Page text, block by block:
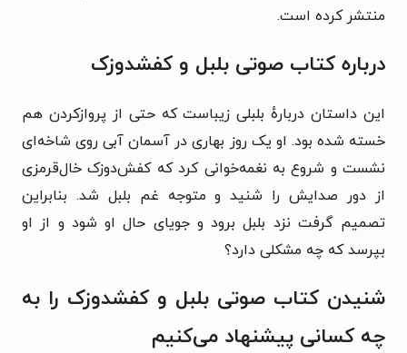
منتشر کرده است.
درباره کتاب صوتی بلبل و کفشدوزک
این داستان دربارهٔ بلبلی زیباست که حتی از پروازکردن هم
خسته شده بود. او یک روز بهاری در آسمان آبی روی شاخه‌ای
نشست و شروع به نغمه‌خوانی کرد که کفش‌دوزک خال‌قرمزی
از دور صدایش را شنید و متوجه غم بلبل شد. بنابراین
تصمیم گرفت نزد بلبل برود و جویای حال او شود و از او
بپرسد که چه مشکلی دارد؟
شنیدن کتاب صوتی بلبل و کفشدوزک را به
چه کسانی پیشنهاد می‌کنیم